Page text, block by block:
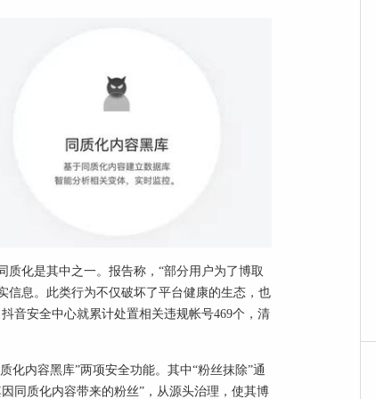
质化是其中之一。报告称，“部分用户为了博取
信息。此类行为不仅破坏了平台健康的生态，也
音安全中心就累计处置相关违规帐号469个，清
化内容黑库”两项安全功能。其中“粉丝抹除”通
同质化内容带来的粉丝”，从源头治理，使其博